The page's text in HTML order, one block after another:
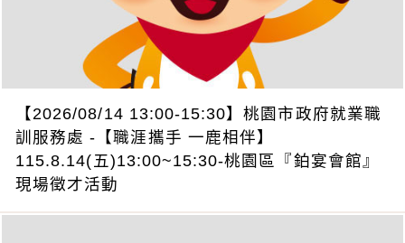
【2026/08/14 13:00-15:30】桃園市政府就業職
訓服務處 -【職涯攜手 一鹿相伴】
115.8.14(五)13:00~15:30-桃園區『鉑宴會館』
現場徵才活動